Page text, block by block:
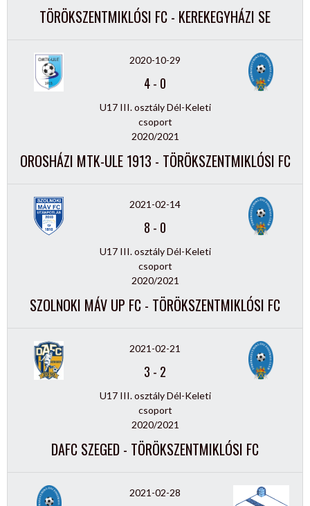
TÖRÖKSZENTMIKLÓSI FC - KEREKEGYHÁZI SE
2020-10-29
4- 0
U17 III. osztály Dél-Keleti
csoport
2020/2021
OROSHÁZI MTK-ULE 1913 - TÖRÖKSZENTMIKLÓSI FC
2021-02-14
8 - 0
U17 III. osztály Dél-Keleti
csoport
2020/2021
SZOLNOKI MÁV UP FC - TÖRÖKSZENTMIKLÓSI FC
2021-02-21
3 - 2
U17 III. osztály Dél-Keleti
csoport
2020/2021
DAFC SZEGED - TÖRÖKSZENTMIKLÓSI FC
2021-02-28